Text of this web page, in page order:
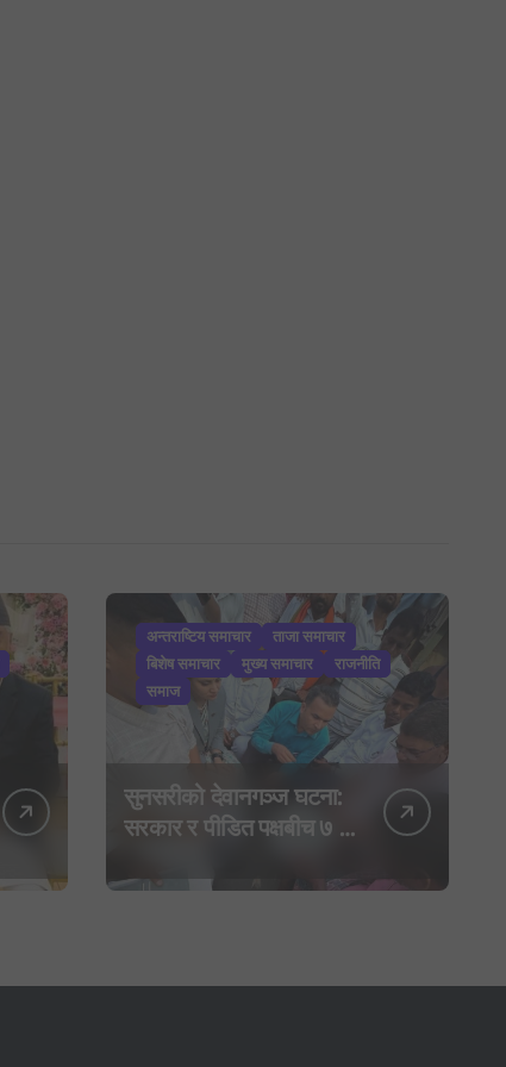
अन्तराष्टिय समाचार
ताजा समाचार
बिशेष समाचार
मुख्य समाचार
राजनीति
समाज
सुनसरीको देवानगञ्ज घटना:
सरकार र पीडित पक्षबीच ७ बुँदे
घोषणा र परिवारलाई राहत